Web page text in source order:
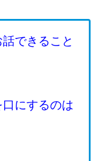
できること
にするのは